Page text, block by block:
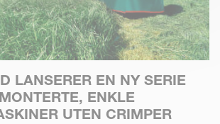
LANSERER EN NY SERIE
ENKLE
UTEN CRIMPER